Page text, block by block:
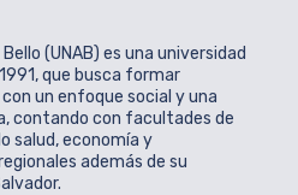
(UNAB) es una universidad
que busca formar
un enfoque social y una
contando con facultades de
salud, economía y
además de su